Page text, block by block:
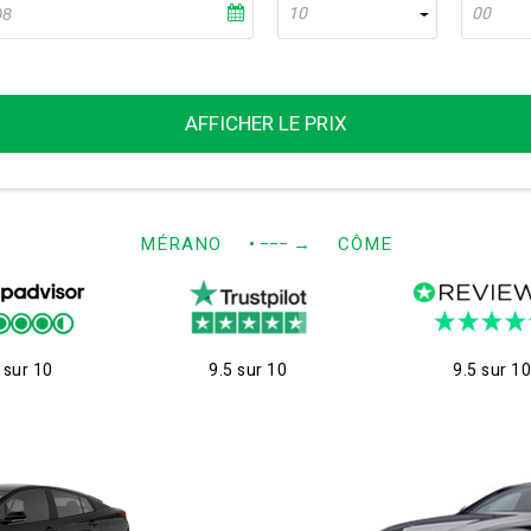
10 00
AFFICHER LE PRIX
MÉRANO • −−− → CÔME
10 9.5 sur 10 9.5 sur 10